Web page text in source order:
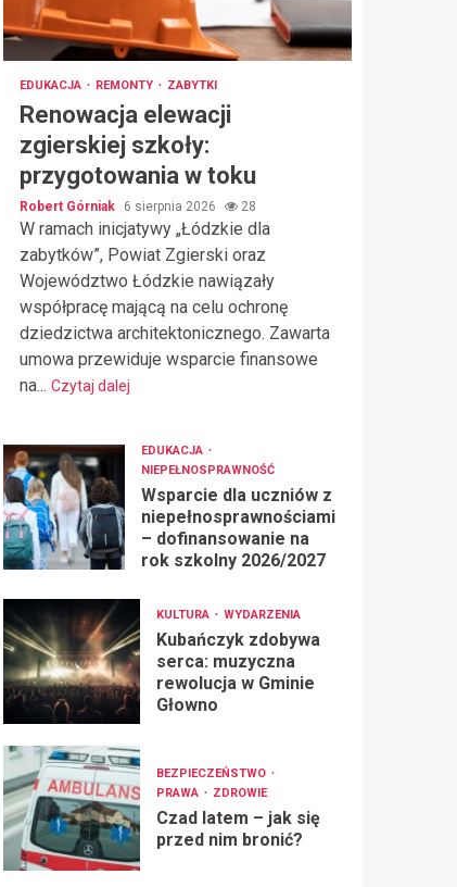
EDUKACJA REMONTY ZABYTKI
Renowacja elewacji
zgierskiej szkoły:
przygotowania w toku
Robert Górniak 6 sierpnia 2026 28
W ramach inicjatywy „Łódzkie dla
zabytków”, Powiat Zgierski oraz
Województwo Łódzkie nawiązały
współpracę mającą na celu ochronę
dziedzictwa architektonicznego. Zawarta
umowa przewiduje wsparcie finansowe
na... Czytaj dalej
EDUKACJA
NIEPEŁNOSPRAWNOŚĆ
Wsparcie dla uczniów z
niepełnosprawnościami
– dofinansowanie na
rok szkolny 2026/2027
KULTURA WYDARZENIA
Kubańczyk zdobywa
serca: muzyczna
rewolucja w Gminie
Głowno
BEZPIECZEŃSTWO
PRAWA
ZDROWIE
Czad latem – jak się
przed nim bronić?